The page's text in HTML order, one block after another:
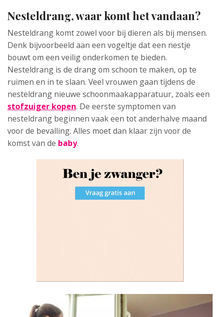
Nesteldrang, waar komt het vandaan?
Nesteldrang komt zowel voor bij dieren als bij mensen.
Denk bijvoorbeeld aan een vogeltje dat een nestje
bouwt om een veilig onderkomen te bieden.
Nesteldrang is de drang om schoon te maken, op te
ruimen en in te slaan. Veel vrouwen gaan tijdens de
nesteldrang nieuwe schoonmaakapparatuur, zoals een
stofzuiger kopen. De eerste symptomen van
nesteldrang beginnen vaak een tot anderhalve maand
voor de bevalling. Alles moet dan klaar zijn voor de
komst van de baby.